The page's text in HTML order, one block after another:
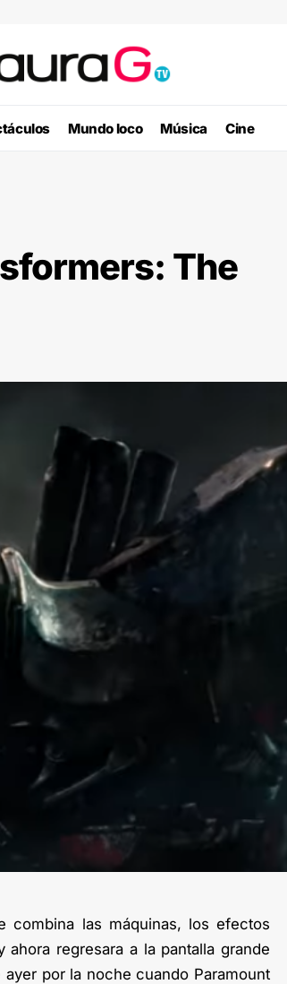
Mundo loco Música Cine
The
combina las máquinas, los efectos
regresara a la pantalla grande
por la noche cuando Paramount